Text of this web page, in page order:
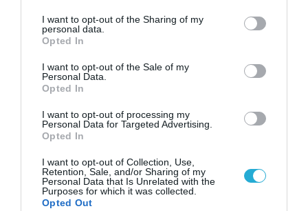
not limited to your visit or usage behaviour. You may click to
grant or deny consent to Google and its third-party tags to
use your data for below specified purposes in below Google
consent section.
I want to opt-out of the Sharing of my
personal data.
Opted In
I want to opt-out of the Sale of my
Personal Data.
Opted In
I want to opt-out of processing my
Personal Data for Targeted Advertising.
Opted In
I want to opt-out of Collection, Use,
Retention, Sale, and/or Sharing of my
Personal Data that Is Unrelated with the
Purposes for which it was collected.
Opted Out
ΠΕΡΙΣΣΟΤΕΡΑ